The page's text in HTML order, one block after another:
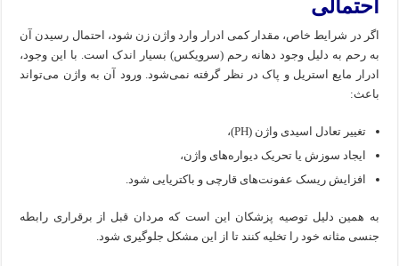
احتمالی
اگر در شرایط خاص، مقدار کمی ادرار وارد واژن زن شود، احتمال رسیدن آن
به رحم به دلیل وجود دهانه رحم (سرویکس) بسیار اندک است. با این وجود،
ادرار مایع استریل و پاک در نظر گرفته نمی‌شود. ورود آن به واژن می‌تواند
باعث:
تغییر تعادل اسیدی واژن (PH)،
ایجاد سوزش یا تحریک دیواره‌های واژن،
افزایش ریسک عفونت‌های قارچی و باکتریایی شود.
به همین دلیل توصیه پزشکان این است که مردان قبل از برقراری رابطه
جنسی مثانه خود را تخلیه کنند تا از این مشکل جلوگیری شود.